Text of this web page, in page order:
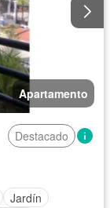
Apartamento
Destacado
Jardín